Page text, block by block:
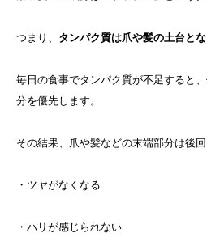
つまり、 タンパク質は爪や髪の土台と
毎日の食事でタンパク質が不足すると
分を優先します。
その結果、爪や髪などの末端部分は後回
・ツヤがなくなる
・ハリが感じられない